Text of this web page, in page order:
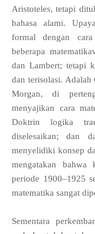
Aristoteles, tetapi
bahasa alami.
formal dengan
beberapa
dan Lambert; tetapi
dan terisolasi. Adalah
Morgan, di
menyajikan cara
Doktrin logika
diselesaikan; dan
menyelidiki konsep
mengatakan bahwa
periode 1900–1925
matematika sangat
Sementara